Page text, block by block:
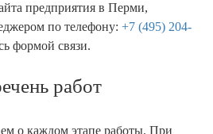
предприятия в Перми,
по телефону: +7 (495) 204-
формой связи.
работ
о каждом этапе работы. При